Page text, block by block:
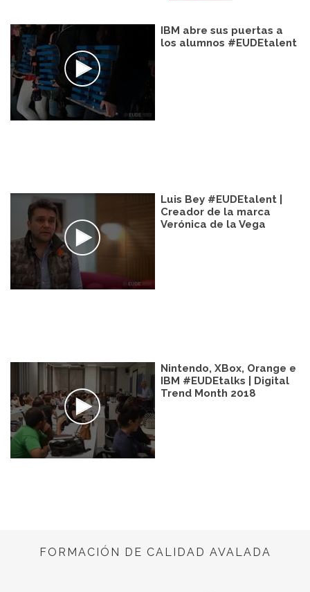
IBM abre sus puertas a
los alumnos #EUDEtalent
Luis Bey #EUDEtalent |
Creador de la marca
Verónica de la Vega
Nintendo, XBox, Orange e
IBM #EUDEtalks | Digital
Trend Month 2018
FORMACIÓN DE CALIDAD AVALADA